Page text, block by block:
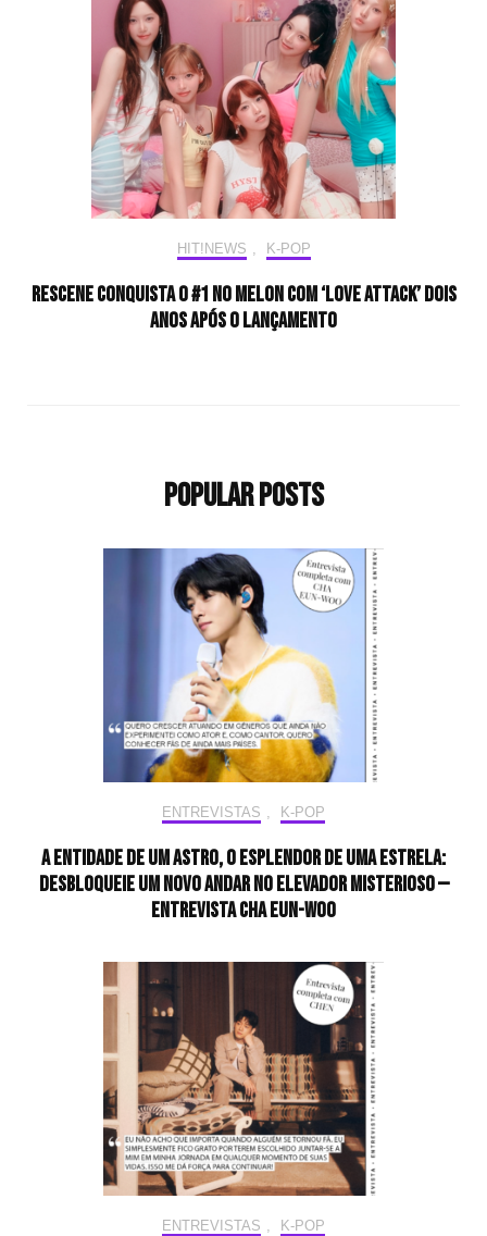
HIT!NEWS , K-POP
RESCENE conquista o #1 no Melon com ‘Love Attack’ dois
anos após o lançamento
Popular Posts
ENTREVISTAS , K-POP
A entidade de um astro, o esplendor de uma estrela:
desbloqueie um novo andar no elevador misterioso —
Entrevista CHA EUN-WOO
ENTREVISTAS , K-POP